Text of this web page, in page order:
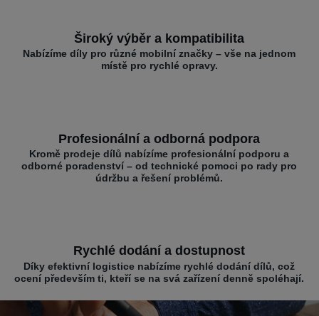
Široký výběr a kompatibilita
Nabízíme díly pro různé mobilní značky – vše na jednom
místě pro rychlé opravy.
Profesionální a odborná podpora
Kromě prodeje dílů nabízíme profesionální podporu a
odborné poradenství – od technické pomoci po rady pro
údržbu a řešení problémů.
Rychlé dodání a dostupnost
Díky efektivní logistice nabízíme rychlé dodání dílů, což
ocení především ti, kteří se na svá zařízení denně spoléhají.